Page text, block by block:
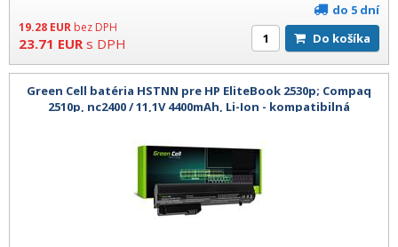
19.28 EUR bez DPH
23.71 EUR s DPH
do 5 dní
Do košíka
Green Cell batéria HSTNN pre HP EliteBook 2530p; Compaq
2510p, nc2400 / 11,1V 4400mAh, Li-Ion - kompatibilná